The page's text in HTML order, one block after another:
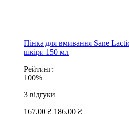
Пінка для вмивання Sane
шкіри 150 мл
Рейтинг:
100%
3 відгуки
167,00 ₴ 186,00 ₴